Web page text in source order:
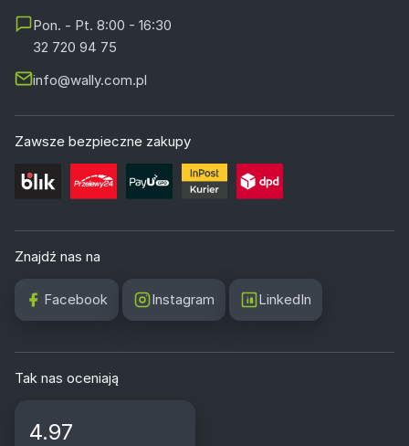
Pon. - Pt. 8:00 - 16:30
32 720 94 75
info@wally.com.pl
Zawsze bezpieczne zakupy
Znajdź nas na
Facebook Instagram LinkedIn
Tak nas oceniają
4.97